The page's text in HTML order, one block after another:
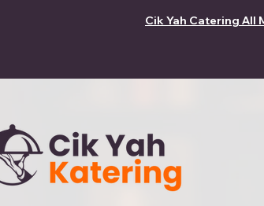
Cik Yah Catering All